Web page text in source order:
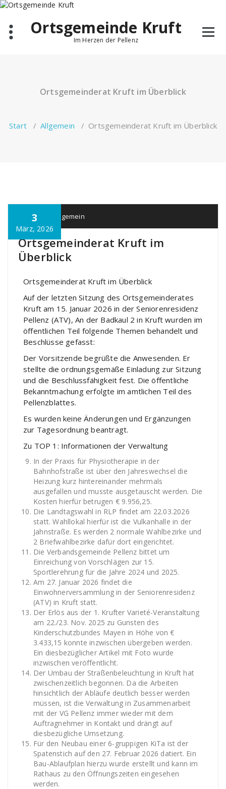
Ortsgemeinde Kruft
Im Herzen der Pellenz
Ortsgemeinderat Kruft im Überblick
Start/Allgemein / Ortsgemeinderat Kruft im Überblick
3
März, 2026
kruft Allgemein
Ortsgemeinderat Kruft im
Überblick
Ortsgemeinderat Kruft im Überblick
Auf der letzten Sitzung des Ortsgemeinderates
Kruft am 15. Januar 2026 in der Seniorenresidenz
Pellenz (ATV), An der Badkaul 2 in Kruft wurden im
öffentlichen Teil folgende Themen behandelt und
Beschlüsse gefasst:
Der Vorsitzende begrüßte die Anwesenden. Er
stellte die ordnungsgemäße Einladung zur Sitzung
und die Beschlussfähigkeit fest. Die öffentliche
Bekanntmachung erfolgte im amtlichen Teil des
Pellenzblattes.
Es wurden keine Änderungen und Ergänzungen
zur Tagesordnung beantragt.
Zu TOP 1: Informationen der Verwaltung
In der Praxis für Physiotherapie in der
Bahnhofstraße ist über den Jahreswechsel die
Heizung kurz hintereinander mehrmals
ausgefallen und musste ausgetauscht werden. Die
Kosten hierfür betrugen € 9.956,25.
Die Landtagswahl in RLP findet am 22.03.2026
statt. Wahllokal hierfür ist die Vulkanhalle in der
Jahnstraße. Es werden 2 normale Wahlbezirke und
2 Briefwahlbezirke dafür dort eingerichtet.
Die Verbandsgemeinde Pellenz bittet um
Einreichung von Vorschlägen zur 15.
Sportlerehrung für die Jahre 2024 und 2025.
Am 27. Januar 2026 findet die
Einwohnerversammlung in der Seniorenresidenz
(ATV) in Kruft statt.
Der Erlös aus der 1. Krufter Varieté-Veranstaltung
am 22./23. Nov. 2025 zu Gunsten des
Kinderschutzbundes Mayen in Höhe von €
3.433,15 konnte inzwischen übergeben werden.
Ein diesbezüglicher Artikel mit Foto wurde
inzwischen veröffentlicht.
Der Umbau der Straßenbeleuchtung in Kruft hat
zwischenzeitlich begonnen. Da die Arbeiten
hinsichtlich der Abläufe deutlich besser werden
müssen, ist die Verwaltung in Zusammenarbeit
mit der VG Pellenz immer wieder mit dem
Auftragnehmer in Kontakt und drängt auf
diesbezügliche Umsetzung.
Für den Neubau einer 6-gruppigen KiTa ist der
Spatenstich auf den 27. Februar 2026 datiert. Ein
Bau-Ablaufplan hierzu wurde erstellt und kann im
Rathaus zu den Öffnungszeiten eingesehen
werden.